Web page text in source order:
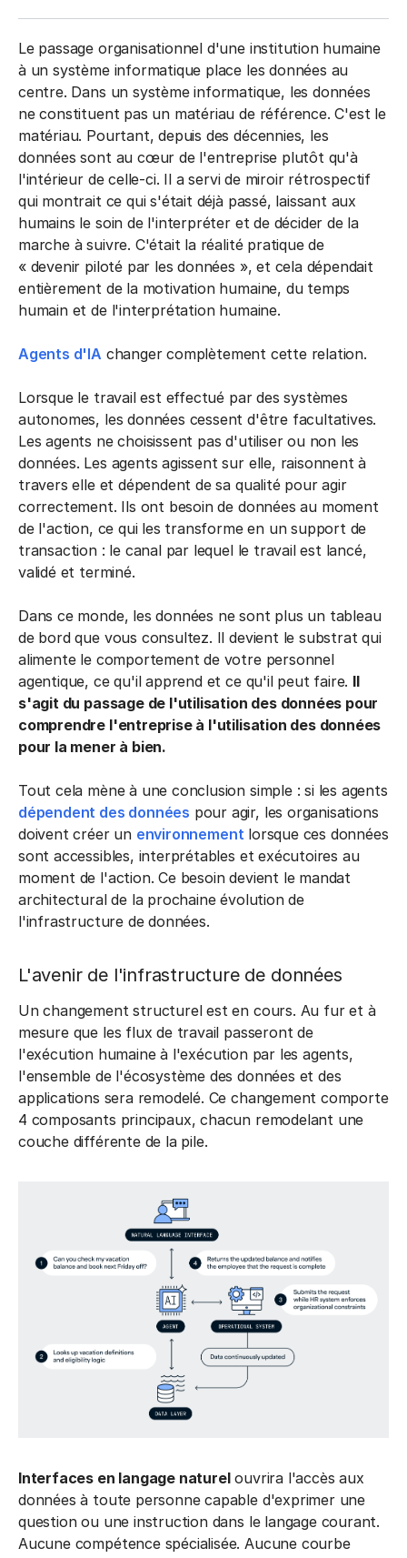
Le passage organisationnel d'une institution humaine
à un système informatique place les données au
centre. Dans un système informatique, les données
ne constituent pas un matériau de référence. C'est le
matériau. Pourtant, depuis des décennies, les
données sont au cœur de l'entreprise plutôt qu'à
l'intérieur de celle-ci. Il a servi de miroir rétrospectif
qui montrait ce qui s'était déjà passé, laissant aux
humains le soin de l'interpréter et de décider de la
marche à suivre. C'était la réalité pratique de
« devenir piloté par les données », et cela dépendait
entièrement de la motivation humaine, du temps
humain et de l'interprétation humaine.
Agents d'IA changer complètement cette relation.
Lorsque le travail est effectué par des systèmes
autonomes, les données cessent d'être facultatives.
Les agents ne choisissent pas d'utiliser ou non les
données. Les agents agissent sur elle, raisonnent à
travers elle et dépendent de sa qualité pour agir
correctement. Ils ont besoin de données au moment
de l'action, ce qui les transforme en un support de
transaction : le canal par lequel le travail est lancé,
validé et terminé.
Dans ce monde, les données ne sont plus un tableau
de bord que vous consultez. Il devient le substrat qui
alimente le comportement de votre personnel
agentique, ce qu'il apprend et ce qu'il peut faire. Il
s'agit du passage de l'utilisation des données pour
comprendre l'entreprise à l'utilisation des données
pour la mener à bien.
Tout cela mène à une conclusion simple : si les agents
dépendent des données pour agir, les organisations
doivent créer un environnementlorsque ces données
sont accessibles, interprétables et exécutoires au
moment de l'action. Ce besoin devient le mandat
architectural de la prochaine évolution de
l'infrastructure de données.
L'avenir de l'infrastructure de données
Un changement structurel est en cours. Au fur et à
mesure que les flux de travail passeront de
l'exécution humaine à l'exécution par les agents,
l'ensemble de l'écosystème des données et des
applications sera remodelé. Ce changement comporte
4 composants principaux, chacun remodelant une
couche différente de la pile.
Interfaces en langage naturelouvrira l'accès aux
données à toute personne capable d'exprimer une
question ou une instruction dans le langage courant.
Aucune compétence spécialisée. Aucune courbe